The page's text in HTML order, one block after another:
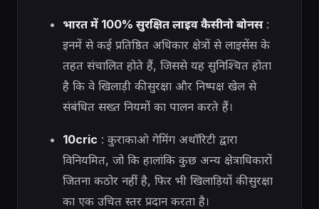
भारत में 100% सुरक्षित लाइव कैसीनो बोनस:
इनमें से कई प्रतिष्ठित अधिकार क्षेत्रों से लाइसेंस के
तहत संचालित होते हैं, जिससे यह सुनिश्चित होता
है कि वे खिलाड़ी की सुरक्षा और निष्पक्ष खेल से
संबंधित सख्त नियमों का पालन करते हैं।
10cric: कुराकाओ गेमिंग अथॉरिटी द्वारा
विनियमित, जो कि हालांकि कुछ अन्य क्षेत्राधिकारों
जितना कठोर नहीं है, फिर भी खिलाड़ियों की सुरक्षा
का एक उचित स्तर प्रदान करता है।